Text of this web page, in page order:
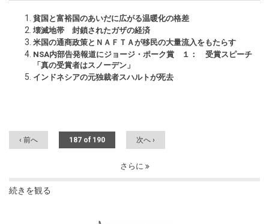
貧国と富裕国のあいだに広がる温暖化の格差
壊滅地帯 封鎖されたガザの経済
米国の通商政策とＮＡＦＴＡが移民の大量流入をもたらす
NSA内部告発報道にジョージ・ポーク賞 １： 受賞スピーチ
「真の受賞者はスノーデン」
インドネシアの元独裁者スハルトが死去
‹ 前へ 187 of 190 次へ ›
さらに
続きを観る